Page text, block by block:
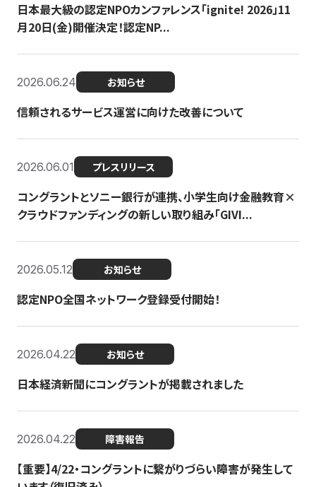
日本最大級の認定NPOカンファレンス「ignite! 2026」11
月20日(金)開催決定！認定NP...
2026.06.24 お知らせ
信頼されるサービス運営に向けた改善について
2026.06.01 プレスリリース
コングラントとソニー銀行が連携、小学生向け金融教育×
クラウドファンディングの新しい取り組み「GIVI...
2026.05.12 お知らせ
認定NPO全国ネットワーク登録受付開始！
2026.04.22 お知らせ
日本経済新聞にコングラントが掲載されました
2026.04.22 障害報告
【重要】4/22・コングラントに繋がりづらい障害が発生して